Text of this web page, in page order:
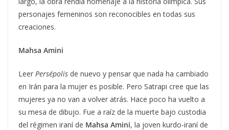
personajes femeninos son reconocibles en todas sus
creaciones.
Mahsa Amini
Leer Persépolis de nuevo y pensar que nada ha cambiado
en Irán para la mujer es posible. Pero Satrapi cree que las
mujeres ya no van a volver atrás. Hace poco ha vuelto a
su mesa de dibujo. Fue a raíz de la muerte bajo custodia
del régimen iraní de Mahsa Amini, la joven kurdo-iraní de